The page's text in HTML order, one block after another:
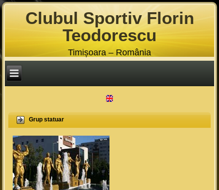
Clubul Sportiv Florin
Teodorescu
Timișoara – România
Grup statuar